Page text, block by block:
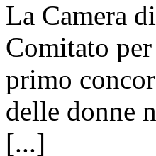
La Camera
Comitato
primo
delle donne
[...]